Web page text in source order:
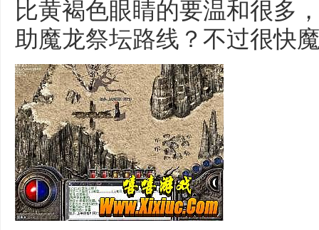
比黄褐色眼睛的要温和很多
助魔龙祭坛路线？不过很快